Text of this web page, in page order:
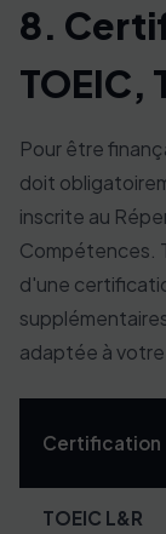
8.
TOEIC,
Pour être
doit
inscrite au
Compétences.
d'une
adaptée à
Certification
TOEIC L&R